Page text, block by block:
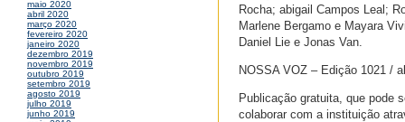
maio 2020
abril 2020
março 2020
fevereiro 2020
janeiro 2020
dezembro 2019
novembro 2019
outubro 2019
setembro 2019
agosto 2019
julho 2019
junho 2019
Rocha; abigail Campos Leal;
Marlene Bergamo e Mayara
Daniel Lie e Jonas Van.
NOSSA VOZ – Edição 1021 /
Publicação gratuita, que pode
colaborar com a instituição